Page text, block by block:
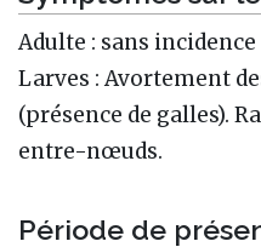
Adulte : sans
Larves : Avortement
(présence de galles).
entre-nœuds.
Période de